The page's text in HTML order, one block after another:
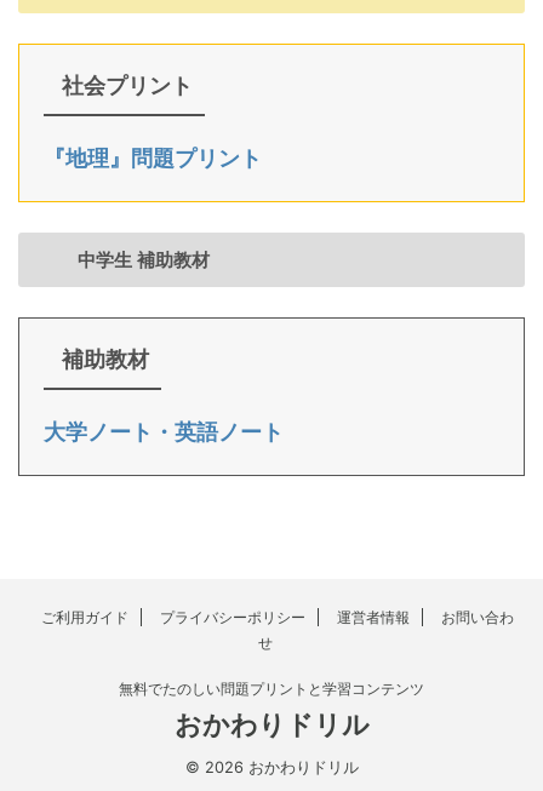
社会プリント
『地理』問題プリント
中学生 補助教材
補助教材
大学ノート・英語ノート
ご利用ガイド プライバシーポリシー 運営者情報
お問い合わ
せ
無料でたのしい問題プリントと学習コンテンツ
おかわりドリル
© 2026 おかわりドリル